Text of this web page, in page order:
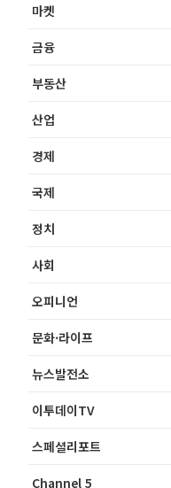
마켓
금융
부동산
산업
경제
국제
정치
사회
오피니언
문화·라이프
뉴스발전소
이투데이TV
스페셜리포트
Channel 5